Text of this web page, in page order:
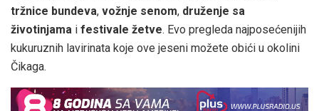
tržnice bundeva, vožnje senom, druženje sa
životinjama i festivale žetve. Evo pregleda najposećenijih
kukuruznih lavirinata koje ove jeseni možete obići u okolini
Čikaga.